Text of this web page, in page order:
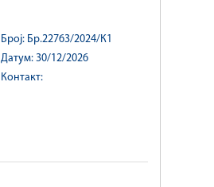
Број: Бр.22763/2024/К1
Датум: 30/12/2026
Контакт: